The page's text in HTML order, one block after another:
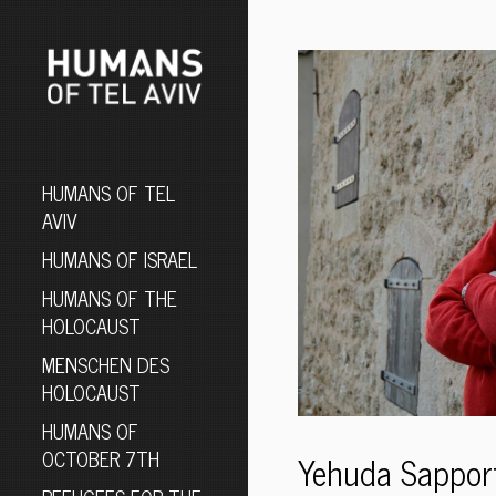
HUMANS OF TEL
AVIV
HUMANS OF ISRAEL
HUMANS OF THE
HOLOCAUST
MENSCHEN DES
HOLOCAUST
HUMANS OF
OCTOBER 7TH
Yehuda